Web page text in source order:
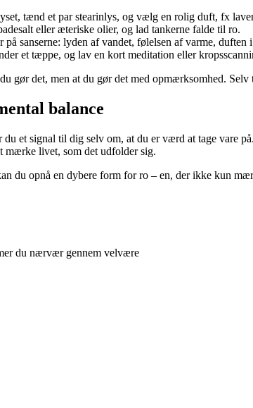
tænd et par stearinlys, og vælg en rolig duft, fx
eller æteriske olier, og lad tankerne falde til ro.
på sanserne: lyden af vandet, følelsen af varme, duften
et tæppe, og lav en kort meditation eller
gør det, men at du gør det med opmærksomhed.
balance
et signal til dig selv om, at du er værd at tage vare
mærke livet, som det udfolder sig.
du opnå en dybere form for ro – en, der ikke kun
du nærvær gennem velvære